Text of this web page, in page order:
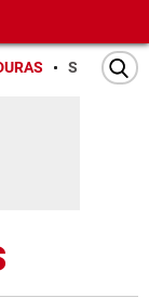
SAN PEDRO